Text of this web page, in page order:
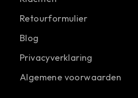
Retourformulier
Blog
Privacyverklaring
Algemene voorwaarden